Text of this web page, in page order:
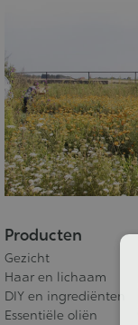
Producten
Gezicht
Haar en lichaam
DIY en ingrediënten
Essentiële oliën